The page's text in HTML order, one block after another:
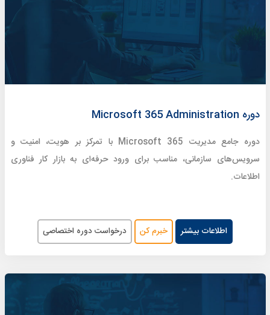
دوره Microsoft 365 Administration
دوره جامع مدیریت Microsoft 365 با تمرکز بر هویت، امنیت و
سرویس‌های سازمانی، مناسب برای ورود حرفه‌ای به بازار کار فناوری
اطلاعات.
اطلاعات بیشتر خبرم کن درخواست دوره اختصاصی